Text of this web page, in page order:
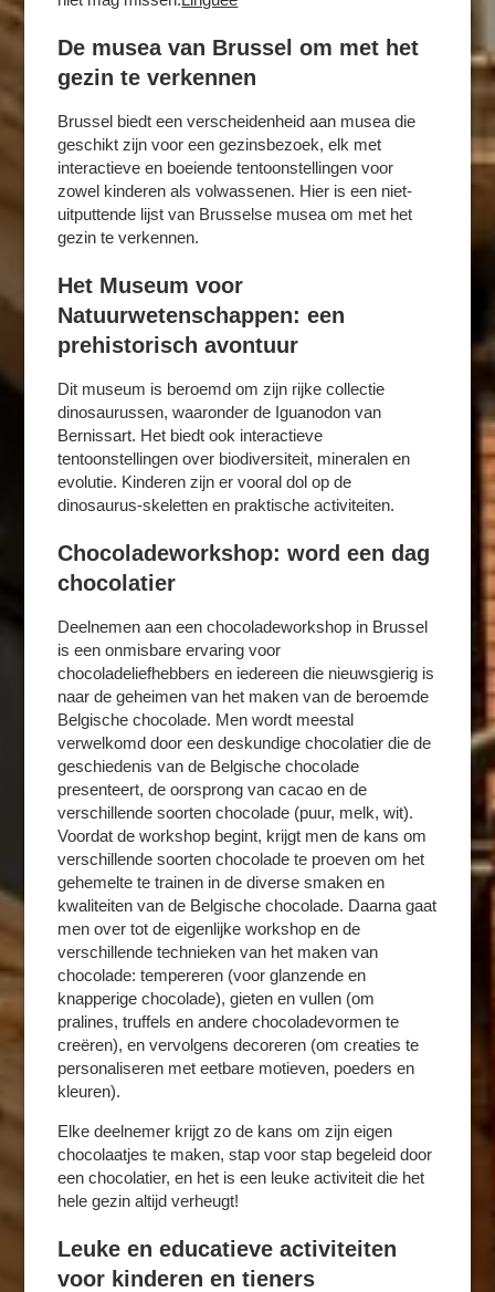
De musea van Brussel om met het
gezin te verkennen
Brussel biedt een verscheidenheid aan musea die
geschikt zijn voor een gezinsbezoek, elk met
interactieve en boeiende tentoonstellingen voor
zowel kinderen als volwassenen. Hier is een niet-
uitputtende lijst van Brusselse musea om met het
gezin te verkennen.​
Het Museum voor
Natuurwetenschappen: een
prehistorisch avontuur
Dit museum is beroemd om zijn rijke collectie
dinosaurussen, waaronder de Iguanodon van
Bernissart. Het biedt ook interactieve
tentoonstellingen over biodiversiteit, mineralen en
evolutie. Kinderen zijn er vooral dol op de
dinosaurus-skeletten en praktische activiteiten.​
Chocoladeworkshop: word een dag
chocolatier
Deelnemen aan een chocoladeworkshop in Brussel
is een onmisbare ervaring voor
chocoladeliefhebbers en iedereen die nieuwsgierig is
naar de geheimen van het maken van de beroemde
Belgische chocolade. Men wordt meestal
verwelkomd door een deskundige chocolatier die de
geschiedenis van de Belgische chocolade
presenteert, de oorsprong van cacao en de
verschillende soorten chocolade (puur, melk, wit).
Voordat de workshop begint, krijgt men de kans om
verschillende soorten chocolade te proeven om het
gehemelte te trainen in de diverse smaken en
kwaliteiten van de Belgische chocolade. Daarna gaat
men over tot de eigenlijke workshop en de
verschillende technieken van het maken van
chocolade: tempereren (voor glanzende en
knapperige chocolade), gieten en vullen (om
pralines, truffels en andere chocoladevormen te
creëren), en vervolgens decoreren (om creaties te
personaliseren met eetbare motieven, poeders en
kleuren).​
Elke deelnemer krijgt zo de kans om zijn eigen
chocolaatjes te maken, stap voor stap begeleid door
een chocolatier, en het is een leuke activiteit die het
hele gezin altijd verheugt!​
Leuke en educatieve activiteiten
voor kinderen en tieners
KAMERS
FOTO'S
SPECIALE AANBIEDINGEN
BUSINESSOPLOSSINGEN
KONTAKT
NL
FR EN